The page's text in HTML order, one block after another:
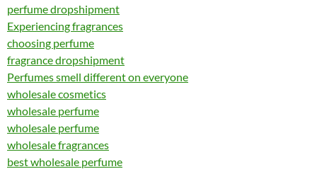
perfume dropshipment
Experiencing fragrances
choosing perfume
fragrance dropshipment
Perfumes smell different on everyone
wholesale cosmetics
wholesale perfume
wholesale perfume
wholesale fragrances
best wholesale perfume